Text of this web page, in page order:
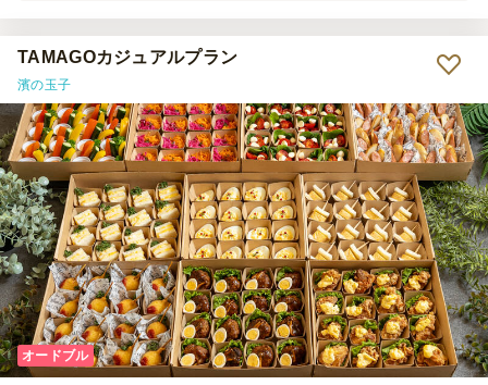
います！
TAMAGOカジュアルプラン
濱の玉子
オードブル